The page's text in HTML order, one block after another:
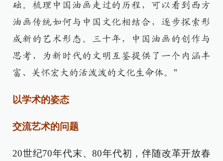
础。梳理中国油画走过的历程，可以看到西方
油画传统如何与中国文化相结合，逐步探索形
成新的艺术形态。三十年，中国油画的创作与
思考，为新时代的文明互鉴提供了一个内涵丰
富、关怀宏大的活泼泼的文化生命体。”
以学术的姿态
交流艺术的问题
20世纪70年代末、80年代初，伴随改革开放春